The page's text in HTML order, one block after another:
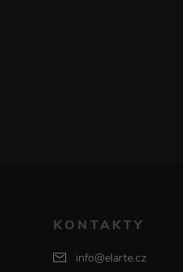
KONTAKTY
info@elarte.cz